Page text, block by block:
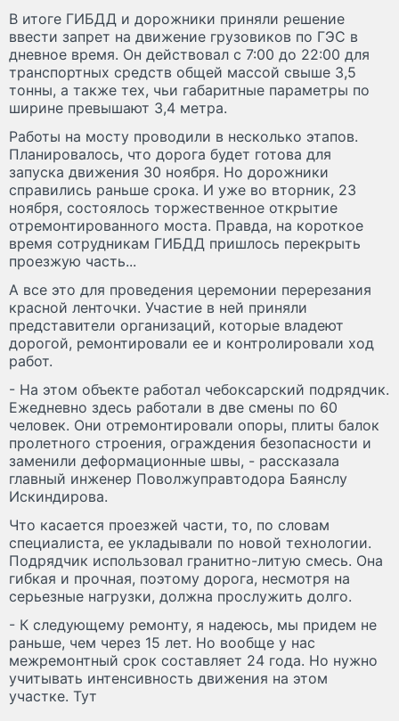
В итоге ГИБДД и дорожники приняли решение
ввести запрет на движение грузовиков по ГЭС в
дневное время. Он действовал с 7:00 до 22:00 для
транспортных средств общей массой свыше 3,5
тонны, а также тех, чьи габаритные параметры по
ширине превышают 3,4 метра.
Работы на мосту проводили в несколько этапов.
Планировалось, что дорога будет готова для
запуска движения 30 ноября. Но дорожники
справились раньше срока. И уже во вторник, 23
ноября, состоялось торжественное открытие
отремонтированного моста. Правда, на короткое
время сотрудникам ГИБДД пришлось перекрыть
проезжую часть...
А все это для проведения церемонии перерезания
красной ленточки. Участие в ней приняли
представители организаций, которые владеют
дорогой, ремонтировали ее и контролировали ход
работ.
- На этом объекте работал чебоксарский подрядчик.
Ежедневно здесь работали в две смены по 60
человек. Они отремонтировали опоры, плиты балок
пролетного строения, ограждения безопасности и
заменили деформационные швы, - рассказала
главный инженер Поволжуправтодора Баянслу
Искиндирова.
Что касается проезжей части, то, по словам
специалиста, ее укладывали по новой технологии.
Подрядчик использовал гранитно-литую смесь. Она
гибкая и прочная, поэтому дорога, несмотря на
серьезные нагрузки, должна прослужить долго.
- К следующему ремонту, я надеюсь, мы придем не
раньше, чем через 15 лет. Но вообще у нас
межремонтный срок составляет 24 года. Но нужно
учитывать интенсивность движения на этом
участке. Тут